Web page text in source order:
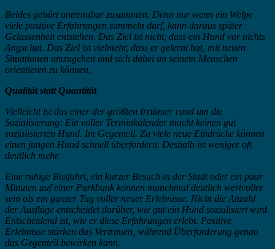
Beides gehört untrennbar zusammen. Denn nur wenn ein Welpe
viele positive Erfahrungen sammeln darf, kann daraus später
Gelassenheit entstehen. Das Ziel ist nicht, dass ein Hund vor nichts
Angst hat. Das Ziel ist vielmehr, dass er gelernt hat, mit neuen
Situationen umzugehen und sich dabei an seinem Menschen
orientieren zu können.
Qualität statt Quantität
Vielleicht ist das einer der größten Irrtümer rund um die
Sozialisierung: Ein voller Terminkalender macht keinen gut
sozialisierten Hund. Im Gegenteil. Zu viele neue Eindrücke können
einen jungen Hund schnell überfordern. Deshalb ist weniger oft
deutlich mehr.
Eine ruhige Busfahrt, ein kurzer Besuch in der Stadt oder ein paar
Minuten auf einer Parkbank können manchmal deutlich wertvoller
sein als ein ganzer Tag voller neuer Erlebnisse. Nicht die Anzahl
der Ausflüge entscheidet darüber, wie gut ein Hund sozialisiert wird.
Entscheidend ist, wie er diese Erfahrungen erlebt. Positive
Erlebnisse stärken das Vertrauen, während Überforderung genau
das Gegenteil bewirken kann.